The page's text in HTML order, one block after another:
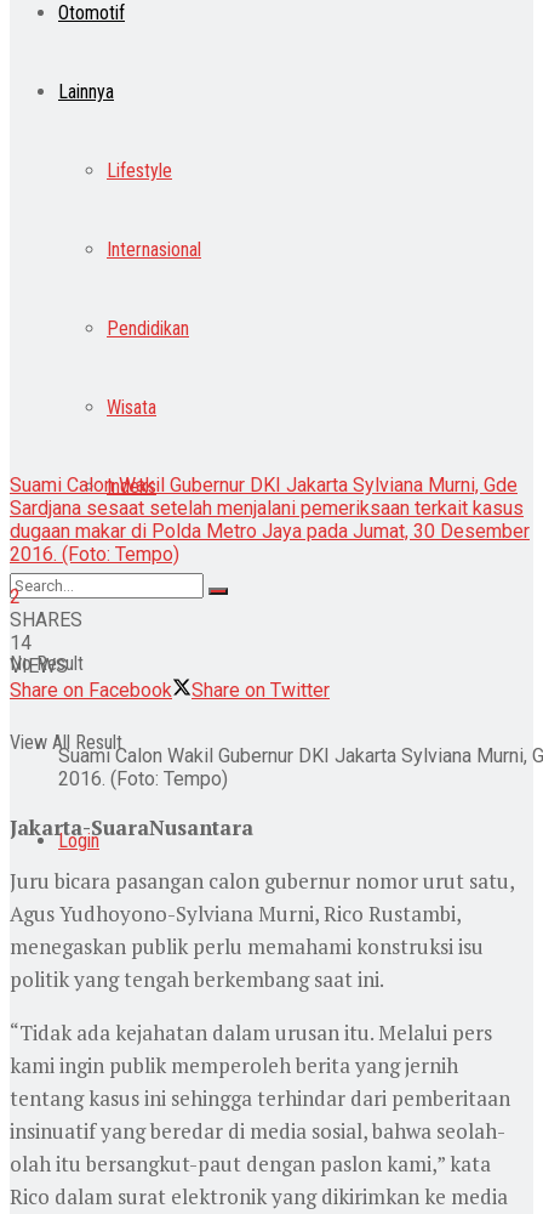
Otomotif
Lainnya
Lifestyle
Internasional
Pendidikan
Wisata
Indeks
No Result
View All Result
Login
Suami Calon Wakil Gubernur DKI Jakarta Sylviana Murni, Gde
Sardjana sesaat setelah menjalani pemeriksaan terkait kasus
dugaan makar di Polda Metro Jaya pada Jumat, 30 Desember
2016. (Foto: Tempo)
2
SHARES
14
VIEWS
Share on Facebook
Share on Twitter
Suami Calon Wakil Gubernur DKI Jakarta Sylviana
2016. (Foto: Tempo)
Jakarta-SuaraNusantara
Juru bicara pasangan calon gubernur nomor urut satu,
Agus Yudhoyono-Sylviana Murni, Rico Rustambi,
menegaskan publik perlu memahami konstruksi isu
politik yang tengah berkembang saat ini.
“Tidak ada kejahatan dalam urusan itu. Melalui pers
kami ingin publik memperoleh berita yang jernih
tentang kasus ini sehingga terhindar dari pemberitaan
insinuatif yang beredar di media sosial, bahwa seolah-
olah itu bersangkut-paut dengan paslon kami,” kata
Rico dalam surat elektronik yang dikirimkan ke media